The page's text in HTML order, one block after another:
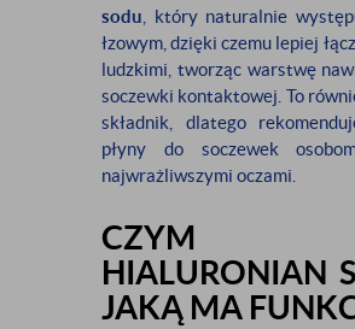
sodu , który naturalnie
łzowym, dzięki czemu lepiej
ludzkimi, tworząc warstwę
soczewki kontaktowej. To
składnik, dlatego
płyny do soczewek
najwrażliwszymi oczami.
CZYM
HIALURONIAN
JAKĄ MA